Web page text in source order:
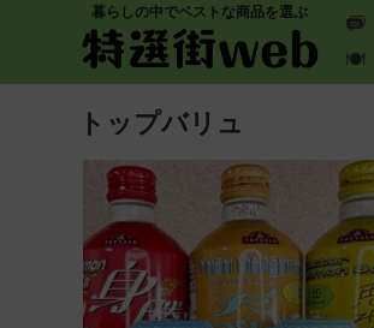
暮らしの中でベストな商品を選ぶ
トップバリュ